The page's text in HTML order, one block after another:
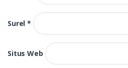
Surel*
Situs Web